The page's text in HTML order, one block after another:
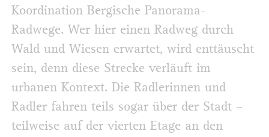
Koordination Bergische Panorama-
Radwege. Wer hier einen Radweg durch
Wald und Wiesen erwartet, wird enttäuscht
sein, denn diese Strecke verläuft im
urbanen Kontext. Die Radlerinnen und
Radler fahren teils sogar über der Stadt –
teilweise auf der vierten Etage an den